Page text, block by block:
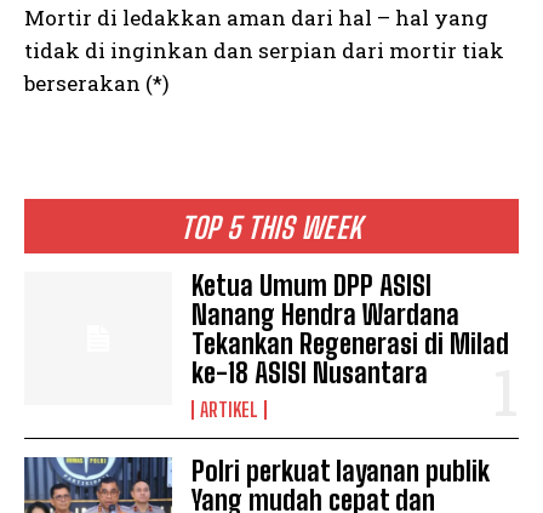
TOP 5 THIS WEEK
Ketua Umum DPP ASISI
Nanang Hendra Wardana
Tekankan Regenerasi di Milad
ke-18 ASISI Nusantara
ARTIKEL
Polri perkuat layanan publik
Yang mudah cepat dan
Mortir di ledakkan aman dari hal – hal yang
tidak di inginkan dan serpian dari mortir tiak
berserakan (*)